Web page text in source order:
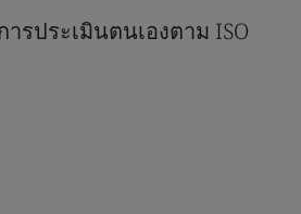
รประเมินตนเองตาม ISO